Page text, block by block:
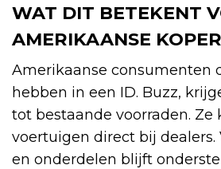
WAT DIT BETEKENT
AMERIKAANSE
Amerikaanse consumenten
hebben in een ID. Buzz,
tot bestaande voorraden. Ze
voertuigen direct bij dealers.
en onderdelen blijft